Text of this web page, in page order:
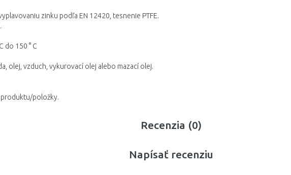
zinku podľa EN 12420, tesnenie PTFE.
do 150 ° C
olej, vzduch, vykurovací olej alebo mazací olej.
produktu/položky.
Recenzia (0)
Napísať recenziu